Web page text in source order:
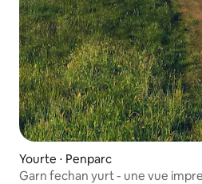
Yourte ⋅ Penparc
Garn fechan yurt - une vue